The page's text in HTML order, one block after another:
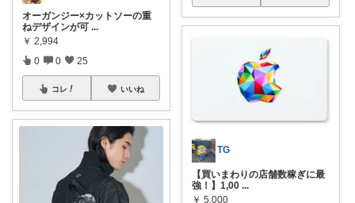
オーガンジー×カットソーの重
ねデザインが可 ...
￥ 2,994
0 0 25
コレ いいね
TG
【買いまわりの店舗数稼ぎに最
強！】1,00 ...
￥ 5,000